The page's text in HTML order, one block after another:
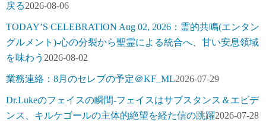
戻る2026-08-06
TODAY’S CELEBRATION Aug 02, 2026：霊的共鳴(エンタン
グルメント)-心の分裂から聖霊による統合へ、甘い安息領域
を味わう 2026-08-02
業務連絡：8月のセレブの予定＠KF_ML2026-07-29
Dr.Lukeのフェイスの瞬間-フェイスはサブスタンス＆エビデ
ンス、キルケゴールの主体的絶望を経た信の跳躍2026-07-28